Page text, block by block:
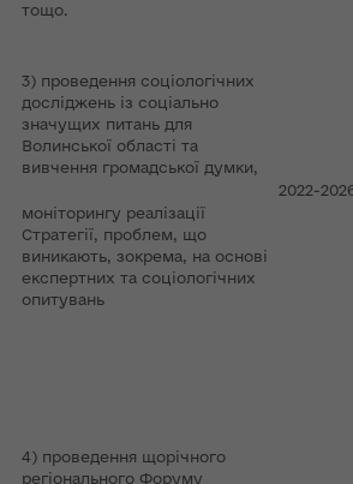
тощо.
3) проведення соціологічних
досліджень із соціально
значущих питань для
Волинської області та
вивчення громадської думки,
моніторингу реалізації
Стратегії, проблем, що
виникають, зокрема, на основі
експертних та соціологічних
опитувань
2022-
4) проведення щорічного
регіонального Форуму